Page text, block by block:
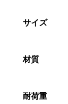
サイズ
材質
耐荷重